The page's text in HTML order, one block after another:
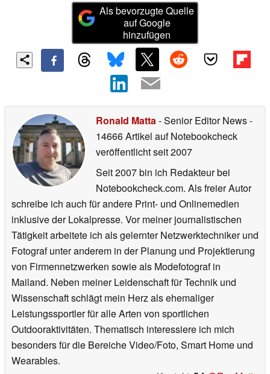
Als bevorzugte Quelle
auf Google
hinzufügen
Ronald Matta- Senior Editor News-
14666 Artikel auf Notebookcheck
veröffentlichtseit 2007
Seit 2007 bin ich Redakteur bei
Notebookcheck.com. Als freier Autor
schreibe ich auch für andere Print- und Onlinemedien
inklusive der Lokalpresse. Vor meiner journalistischen
Tätigkeit arbeitete ich als gelernter Netzwerktechniker und
Fotograf unter anderem in der Planung und Projektierung
von Firmennetzwerken sowie als Modefotograf in
Mailand. Neben meiner Leidenschaft für Technik und
Wissenschaft schlägt mein Herz als ehemaliger
Leistungssportler für alle Arten von sportlichen
Outdooraktivitäten. Thematisch interessiere ich mich
besonders für die Bereiche Video/Foto, Smart Home und
Wearables.